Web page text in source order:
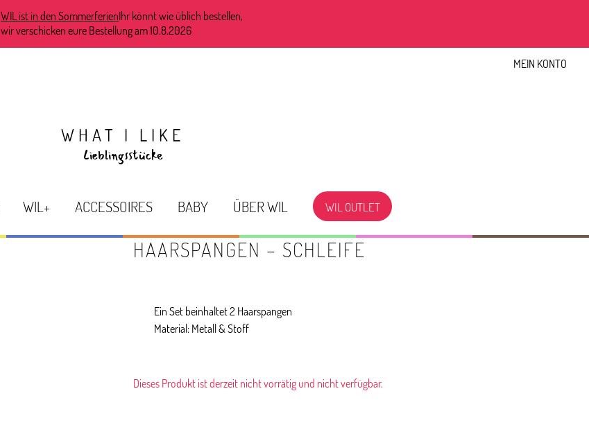
WIL ist in den SommerferienIhr könnt wie üblich bestellen,
wir verschicken eure Bestellung am 10.8.2026
MEIN KONTO
WHAT I LIKE
Lieblingsstücke
WIL+ ACCESSOIRES BABY ÜBER WIL WIL OUTLET
HAARSPANGEN – SCHLEIFE
Ein Set beinhaltet 2 Haarspangen
Material: Metall & Stoff
Dieses Produkt ist derzeit nicht vorrätig und nicht verfügbar.